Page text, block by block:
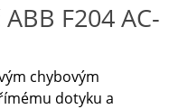
F204 AC-
chybovým
dotyku a